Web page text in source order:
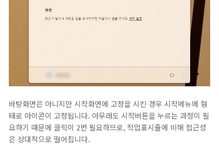
바탕화면은 아니지만 시작화면에 고정을 시킨 경우 시작메뉴에 형
태로 아이콘이 고정됩니다. 아무래도 시작버튼을 누르는 과정이 필
요하기 때문에 클릭이 2번 필요하므로, 작업표시줄에 비해 접근성
은 상대적으로 떨어집니다.